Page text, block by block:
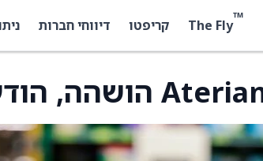
™
The Fly קריפטו דיווחי חברות